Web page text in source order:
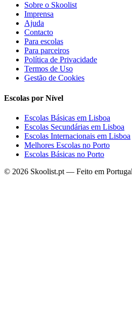
Sobre o Skoolist
Imprensa
Ajuda
Contacto
Para escolas
Para parceiros
Política de Privacidade
Termos de Uso
Gestão de Cookies
Escolas por Nível
Escolas Básicas em Lisboa
Escolas Secundárias em Lisboa
Escolas Internacionais em Lisboa
Melhores Escolas no Porto
Escolas Básicas no Porto
© 2026 Skoolist.pt — Feito em